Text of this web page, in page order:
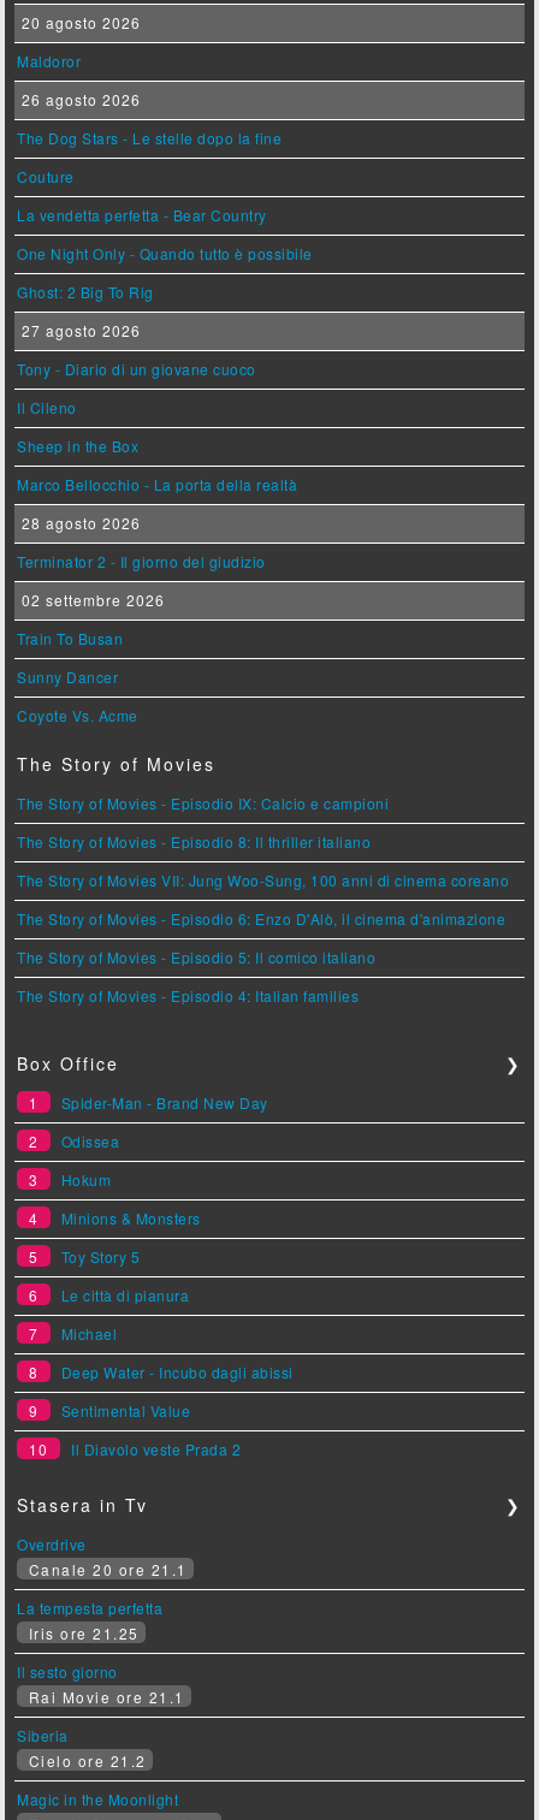
20 agosto 2026
Maldoror
26 agosto 2026
The Dog Stars - Le stelle dopo la fine
Couture
La vendetta perfetta - Bear Country
One Night Only - Quando tutto è possibile
Ghost: 2 Big To Rig
27 agosto 2026
Tony - Diario di un giovane cuoco
Il Cileno
Sheep in the Box
Marco Bellocchio - La porta della realtà
28 agosto 2026
Terminator 2 - Il giorno del giudizio
02 settembre 2026
Train To Busan
Sunny Dancer
Coyote Vs. Acme
The Story of Movies
The Story of Movies - Episodio IX: Calcio e campioni
The Story of Movies - Episodio 8: Il thriller italiano
The Story of Movies VII: Jung Woo-Sung, 100 anni di cinema coreano
The Story of Movies - Episodio 6: Enzo D'Alò, il cinema d'animazione
The Story of Movies - Episodio 5: Il comico italiano
The Story of Movies - Episodio 4: Italian families
Box Office ❯
1
Spider-Man - Brand New Day
2
Odissea
3
Hokum
4
Minions & Monsters
5
Toy Story 5
6
Le città di pianura
7
Michael
8
Deep Water - Incubo dagli abissi
9
Sentimental Value
10
Il Diavolo veste Prada 2
Stasera in Tv ❯
Overdrive
Canale 20 ore 21.1
La tempesta perfetta
Iris ore 21.25
Il sesto giorno
Rai Movie ore 21.1
Siberia
Cielo ore 21.2
Magic in the Moonlight